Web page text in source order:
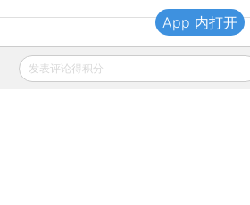
财新移动
发表评论得积分
App 内打开